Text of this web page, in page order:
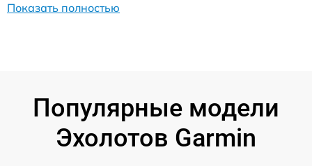
Показать полностью
Популярные модели
Эхолотов Garmin